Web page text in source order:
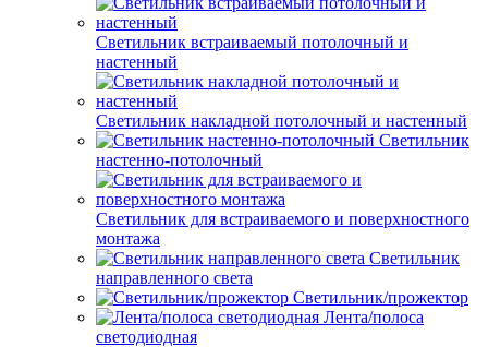
Светильник встраиваемый потолочный и
настенный
Светильник накладной потолочный и настенный
Светильник
настенно-потолочный
Светильник для встраиваемого и поверхностного
монтажа
Светильник
направленного света
Светильник/прожектор
Лента/полоса
светодиодная